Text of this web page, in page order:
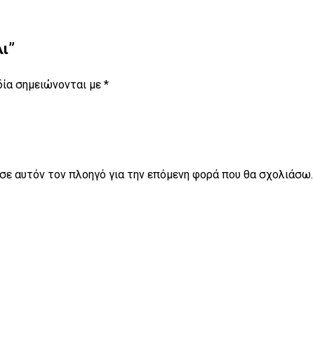
σημειώνονται με *
αυτόν τον πλοηγό για την επόμενη φορά που θα σχολιάσω.